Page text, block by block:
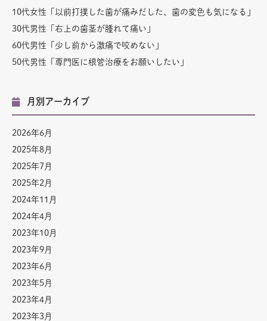
10代女性「以前打撲した歯が痛みだした、歯の変色も気になる」
30代男性「右上の歯茎が腫れて痛い」
60代男性「少し前から激痛で咬めない」
50代男性「専門医に根管治療をお願いしたい」
月別アーカイブ
2026年6月
2025年8月
2025年7月
2025年2月
2024年11月
2024年4月
2023年10月
2023年9月
2023年6月
2023年5月
2023年4月
2023年3月